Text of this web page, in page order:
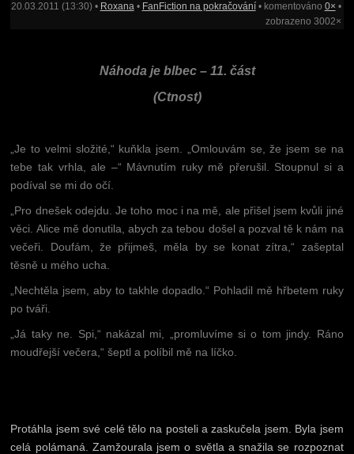
20.03.2011 (13:30) • Roxana• FanFiction na pokračování• komentováno 0× •
zobrazeno 3002×
Náhoda je blbec – 11. část
(Ctnost)
„Je to velmi složité,“ kuňkla jsem. „Omlouvám se, že jsem se na
tebe tak vrhla, ale –“ Mávnutím ruky mě přerušil. Stoupnul si a
podíval se mi do očí.
„Pro dnešek odejdu. Je toho moc i na mě, ale přišel jsem kvůli jiné
věci. Alice mě donutila, abych za tebou došel a pozval tě k nám na
večeři. Doufám, že přijmeš, měla by se konat zítra,“ zašeptal
těsně u mého ucha.
„Nechtěla jsem, aby to takhle dopadlo.“ Pohladil mě hřbetem ruky
po tváři.
„Já taky ne. Spi,“ nakázal mi, „promluvíme si o tom jindy. Ráno
moudřejší večera,“ šeptl a políbil mě na líčko.
Protáhla jsem své celé tělo na posteli a zaskučela jsem. Byla jsem
celá polámaná. Zamžourala jsem o světla a snažila se rozpoznat